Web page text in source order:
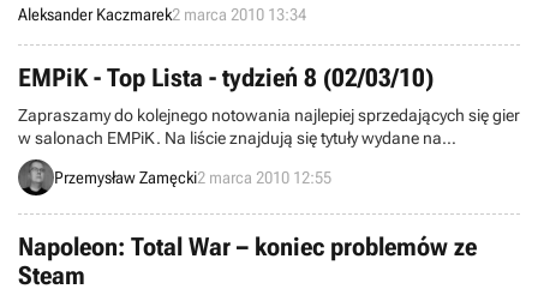
polskojęzycznej wersji gry na Steamie. Odpowiadająca za
dystrybucję tytułu w naszym kraju firma CD Projekt poinformowała o
usunięciu błędów.
Aleksander Kaczmarek2 marca 2010 13:34
EMPiK - Top Lista - tydzień 8 (02/03/10)
Zapraszamy do kolejnego notowania najlepiej sprzedających się gier
w salonach EMPiK. Na liście znajdują się tytuły wydane na
komputery osobiste oraz konsole PS2, PSP, PS3 i Xbox 360. Dane
pochodzą z okresu pomiędzy 22 a 28 lutego 2010 i zostały zebrane
Przemysław Zamęcki2 marca 2010 12:55
Napoleon: Total War – koniec problemów ze
Steam